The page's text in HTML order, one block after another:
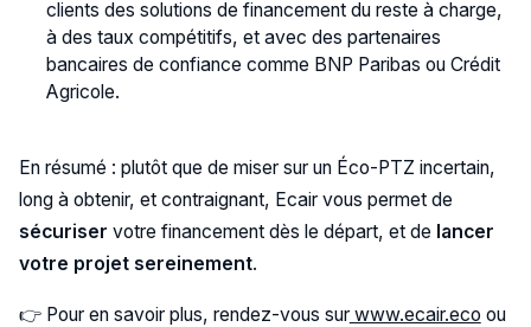
clients des solutions de financement du reste à charge,
à des taux compétitifs, et avec des partenaires
bancaires de confiance comme BNP Paribas ou Crédit
Agricole.
En résumé : plutôt que de miser sur un Éco-PTZ incertain,
long à obtenir, et contraignant, Ecair vous permet de
sécuriser votre financement dès le départ, et de lancer
votre projet sereinement.
👉 Pour en savoir plus, rendez-vous surwww.ecair.eco ou